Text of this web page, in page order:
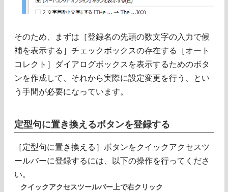
そのため、まずは［登録名の先頭の数文字の入力で候
補を表示する］チェックボックスの存在する［オート
コレクト］ダイアログボックスを表示するためのボタ
ンを作成して、それから実際に設定変更を行う、とい
う手間が必要になっています。
定型句に置き換えるボタンを登録する
［定型句に置き換える］ボタンをクイックアクセスツ
ールバーに登録するには、以下の操作を行ってくださ
い。
クイックアクセスツールバー上で右クリック